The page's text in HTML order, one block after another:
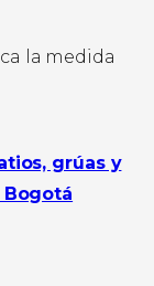
la medida
grúas y